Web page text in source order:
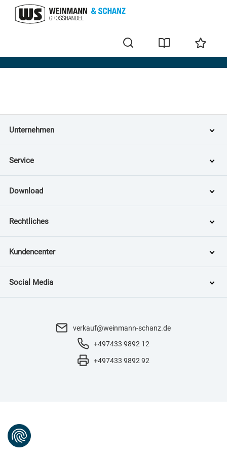
Home
Unternehmen
Service
Download
Rechtliches
Kundencenter
Social Media
verkauf@weinmann-schanz.de
+497433 9892 12
+497433 9892 92